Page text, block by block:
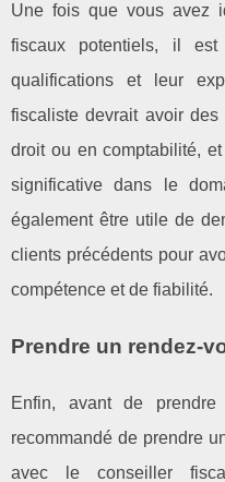
Une fois que vous avez
fiscaux potentiels, il
qualifications et leur
fiscaliste devrait avoir
droit ou en comptabilité,
significative dans le
également être utile de
clients précédents pour
compétence et de fiabilité.
Prendre un rendez-
Enfin, avant de
recommandé de prendre
avec le conseiller